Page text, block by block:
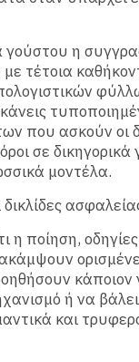
γούστου η
τέτοια
που ασκούν οι
σε
μοντέλα.
η ποίηση,
κάποιον
ή να
και